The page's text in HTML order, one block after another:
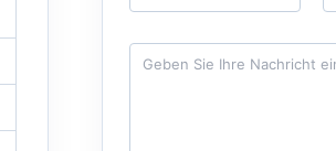
m
*
M
i
l
N